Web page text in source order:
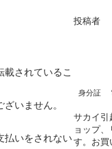
されているこ
いません。
払いをされない
投稿者
身分証
サカイ引
ョップ
す。お買